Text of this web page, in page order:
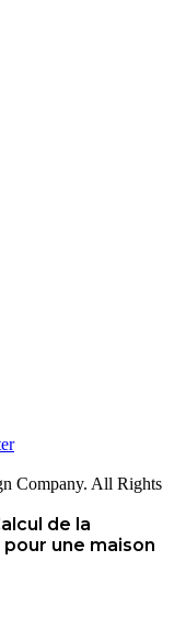
Company. All Rights
de la
une maison